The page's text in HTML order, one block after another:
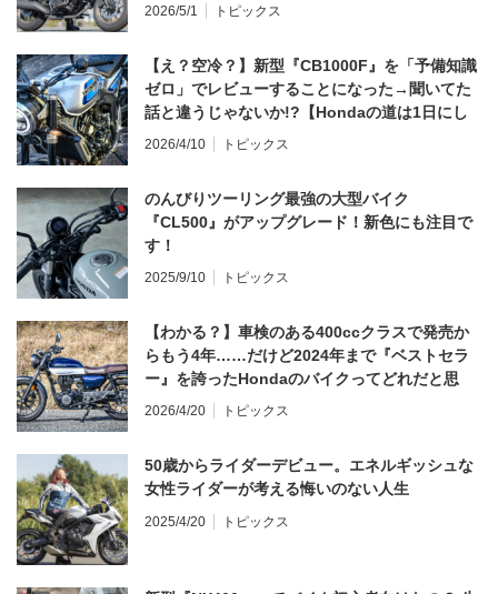
2026/5/1 トピックス
【え？空冷？】新型『CB1000F』を「予備知識
ゼロ」でレビューすることになった→聞いてた
話と違うじゃないか!?【Hondaの道は1日にし
てならず／CB1000F ①第一印象 編】
2026/4/10 トピックス
のんびりツーリング最強の大型バイク
『CL500』がアップグレード！新色にも注目で
す！
2025/9/10 トピックス
【わかる？】車検のある400ccクラスで発売か
らもう4年……だけど2024年まで『ベストセラ
ー』を誇ったHondaのバイクってどれだと思
う？
2026/4/20 トピックス
50歳からライダーデビュー。エネルギッシュな
女性ライダーが考える悔いのない人生
2025/4/20 トピックス